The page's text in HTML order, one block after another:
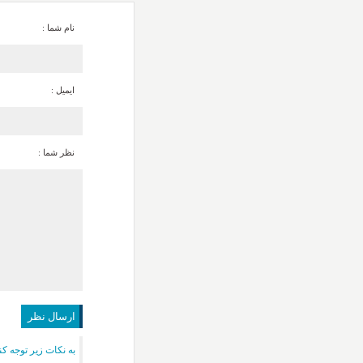
نام شما :
ایمیل :
نظر شما :
به نکات زیر توجه